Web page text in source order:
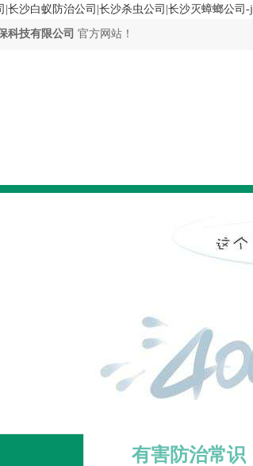
长沙白蚁防治公司|长沙杀虫公司|长沙灭蟑螂公司
科技有限公司 官方网站！
有害防治常识